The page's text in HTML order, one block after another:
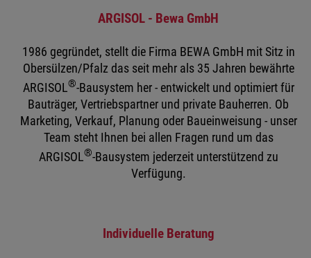
ARGISOL - Bewa GmbH
1986 gegründet, stellt die Firma BEWA GmbH mit Sitz in
Obersülzen/Pfalz das seit mehr als 35 Jahren bewährte
ARGISOL®-Bausystem her - entwickelt und optimiert für
Bauträger, Vertriebspartner und private Bauherren. Ob
Marketing, Verkauf, Planung oder Baueinweisung - unser
Team steht Ihnen bei allen Fragen rund um das
ARGISOL®-Bausystem jederzeit unterstützend zu
Verfügung.
Individuelle Beratung